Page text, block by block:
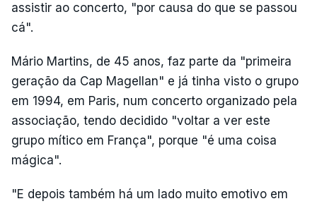
assistir ao concerto, "por causa do que se passou
cá".
Mário Martins, de 45 anos, faz parte da "primeira
geração da Cap Magellan" e já tinha visto o grupo
em 1994, em Paris, num concerto organizado pela
associação, tendo decidido "voltar a ver este
grupo mítico em França", porque "é uma coisa
mágica".
"E depois também há um lado muito emotivo em